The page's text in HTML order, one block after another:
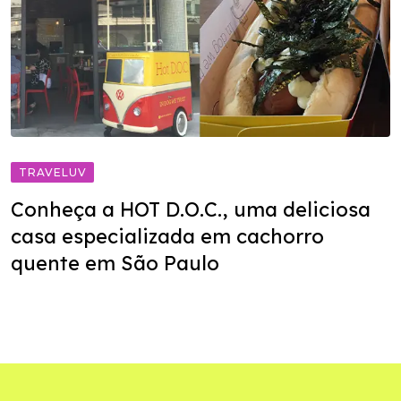
TRAVELUV
Conheça a HOT D.O.C., uma deliciosa
casa especializada em cachorro
quente em São Paulo